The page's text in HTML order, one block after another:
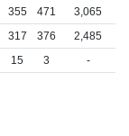
355 471
3,065
317 376
2,485
15 3 -